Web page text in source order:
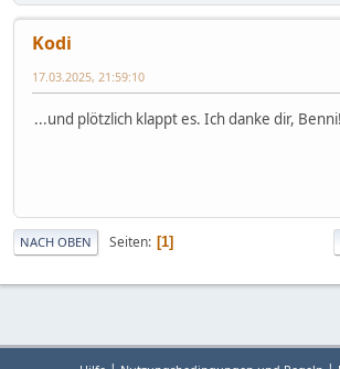
Kodi
17.03.2025, 21:59:10
...und plötzlich klappt es. Ich danke dir, Benni!
NACH OBEN Seiten 1